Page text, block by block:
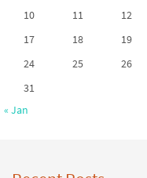
« Jan
10
11 12
17
18 19
24
25 26
31